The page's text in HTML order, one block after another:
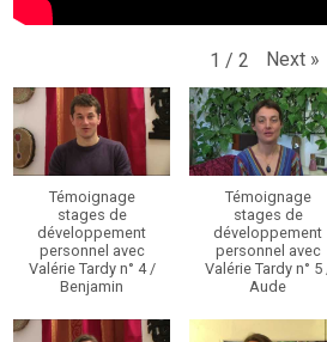
1 / 2 Next »
Témoignage
stages de
développement
personnel avec
Valérie Tardy n° 4 /
Benjamin
Témoignage
stages de
développement
personnel avec
Valérie Tardy n° 5
Aude